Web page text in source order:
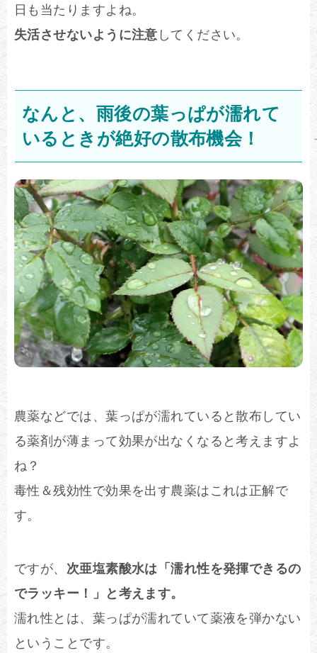
日も当たりますよね。
失活させないように注意 してください。
なんと、雨後の葉っぱが濡れて
いるときが絶好の散布機会！
農薬などでは、葉っぱが濡れていると散布してい
る薬剤が薄まって効果が出なくなると考えますよ
ね？
毒性＆残効性で効果を出す農薬はこれは正解で
す。
ですが、 次亜塩素酸水は「濡れ性を発揮できるの
でラッキー！」と考えます。
濡れ性とは、葉っぱが濡れていて薬液を弾かない
ということです。